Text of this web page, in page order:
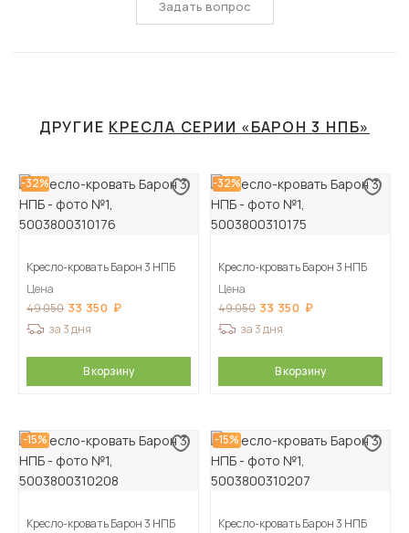
Задать вопрос
ДРУГИЕ КРЕСЛА СЕРИИ «БАРОН 3 НПБ»
-32%
Кресло-кровать Барон 3 НПБ
Цена
49 050 33 350
за 3 дня
В корзину
-32%
Кресло-кровать Барон 3 НПБ
Цена
49 050 33 350
за 3 дня
В корзину
-15%
Кресло-кровать Барон 3 НПБ
-15%
Кресло-кровать Барон 3 НПБ